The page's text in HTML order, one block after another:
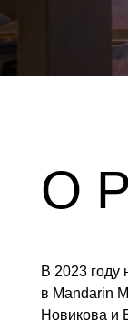
В 2023 году
в Mandarin
кухней.
солнечным
и ароматов